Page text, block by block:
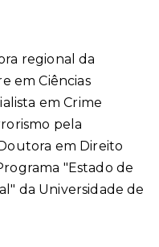
regional da
em Ciências
em Crime
pela
em Direito
"Estado de
da Universidade de